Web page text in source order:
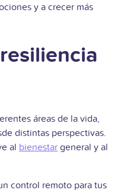
y a crecer más
áreas de la vida,
distintas perspectivas.
al bienestar general y al
control remoto para tus